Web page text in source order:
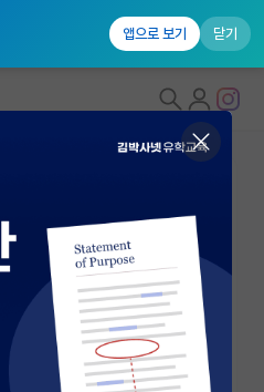
앱으로 보기 닫기